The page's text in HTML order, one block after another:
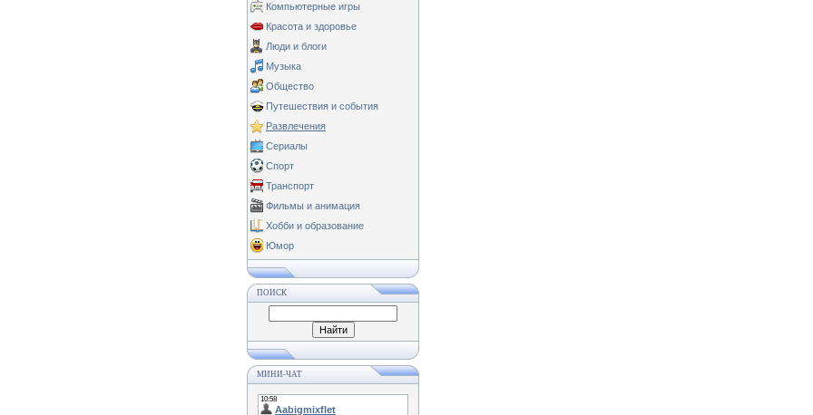
Компьютерные игры
Красота и здоровье
Люди и блоги
Музыка
Общество
Путешествия и события
Развлечения
Сериалы
Спорт
Транспорт
Фильмы и анимация
Хобби и образование
Юмор
ПОИСК
МИНИ-ЧАТ